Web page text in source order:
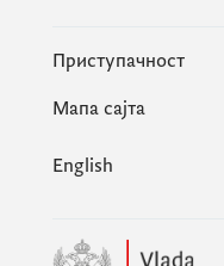
Приступачност
Мапа сајта
English